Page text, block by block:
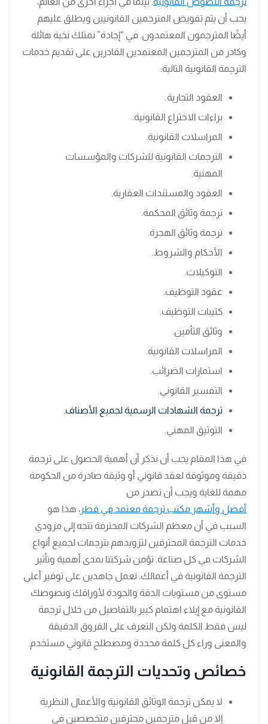
يجب أن يتم تفويض المترجمين القانونيين ويطلق عليهم
أيضًا المترجمون المعتمدون. في “إجادة” نمتلك نخبة هائلة
وكادر من المترجمين المعتمدين القادرين على تقديم خدمات
الترجمة القانونية التالية:
العقود التجارية.
براءات الاختراع القانونية.
المراسلات القانونية.
الترجمات القانونية للشركات والمؤسسات
المهنية.
العقود والمستندات العقارية.
ترجمة وثائق المحكمة.
ترجمة وثائق الهجرة.
الأحكام والشروط.
التوكيلات.
عقود التوظيف.
كتيبات التوظيف.
وثائق التأمين.
المراسلات القانونية.
استمارات الضرائب.
التفسير القانوني.
ترجمة الشهادات الرسمية لجميع الأصناف.
التوثيق المهني.
في هذا المقام يجب أن نذكر أن أهمية الحصول على ترجمة
دقيقة وموثوقة لعقد قانوني أو وثيقة صادرة من الحكومة
مهمة للغاية ويجب أن تصدر من
أفضل وأشهر مكتب ترجمة معتمد في قطر ، هذا هو
السبب في أن معظم الشركات المحترفة تتجه إلى مزودي
خدمات الترجمة المحترفين لتزويدهم بترجمات لجميع أنواع
الشركات في كل صناعة. تؤمن شركتنا بمدى أهمية وتأثير
الترجمة القانونية في أعمالك. نعمل جاهدين على توفير أعلى
مستوى من مستويات الدقة والجودة لأوراقك ونصوصك
القانونية مع إيلاء اهتمام كبير بالتفاصيل من خلال ترجمة
ليس فقط الكلمة ولكن التعرف على الفروق الدقيقة
والمعنى وراء كل كلمة محددة ومصطلح قانوني مستخدم.
خصائص وتحديات الترجمة القانونية
لا يمكن ترجمة الوثائق القانونية والأعمال النظرية
إلا من قبل مترجمين محترفين متخصصين في